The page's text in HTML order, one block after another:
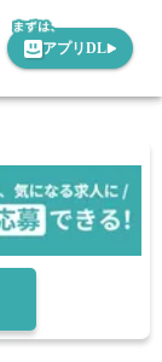
アプリDL